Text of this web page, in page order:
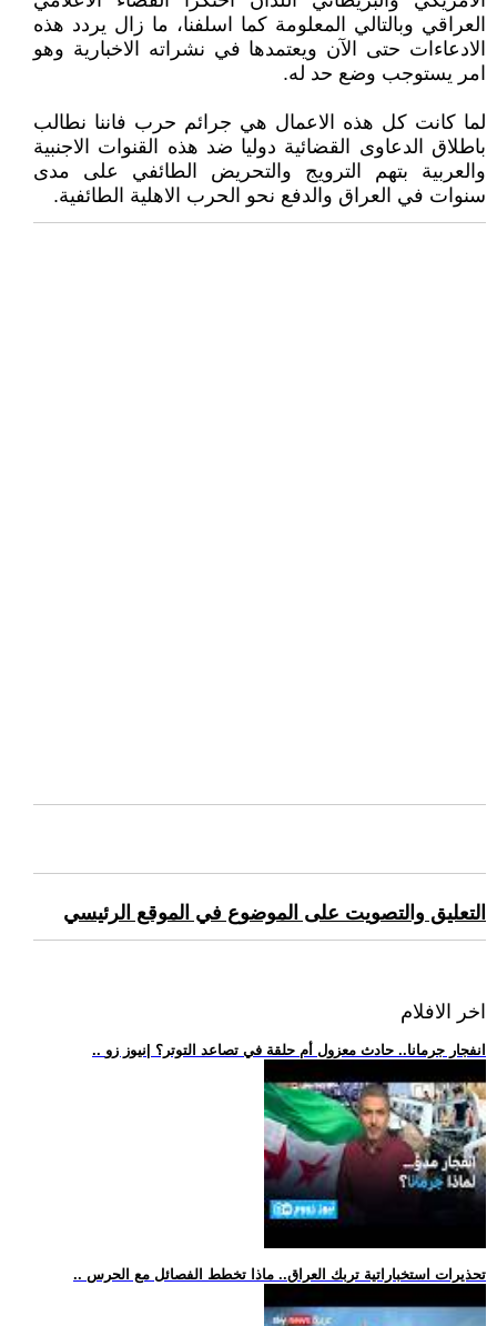
العراقي وبالتالي المعلومة كما اسلفنا، ما زال يردد هذه
الادعاءات حتى الآن ويعتمدها في نشراته الاخبارية وهو
امر يستوجب وضع حد له.
لما كانت كل هذه الاعمال هي جرائم حرب فاننا نطالب
باطلاق الدعاوى القضائية دوليا ضد هذه القنوات الاجنبية
والعربية بتهم الترويج والتحريض الطائفي على مدى
سنوات في العراق والدفع نحو الحرب الاهلية الطائفية.
التعليق والتصويت على الموضوع في الموقع الرئيسي
اخر الافلام
.. انفجار جرمانا.. حادث معزول أم حلقة في تصاعد التوتر؟ |نيوز زو
.. تحذيرات استخباراتية تربك العراق.. ماذا تخطط الفصائل مع الحرس